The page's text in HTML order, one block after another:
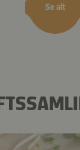
Se alt